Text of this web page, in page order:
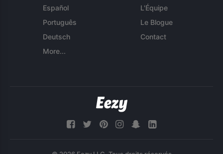
Español
Português
Deutsch
More...
L'Équipe
Le Blogue
Contact